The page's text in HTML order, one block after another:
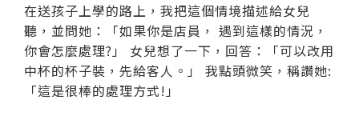
在送孩子上學的路上，我把這個情境描述給女兒
聽，並問她：「如果你是店員， 遇到這樣的情況，
你會怎麼處理?」 女兒想了一下，回答：「可以改用
中杯的杯子裝，先給客人。」 我點頭微笑，稱讚她:
「這是很棒的處理方式!」